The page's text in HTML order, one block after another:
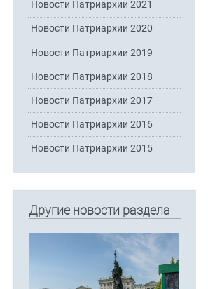
Новости Патриархии 2021
Новости Патриархии 2020
Новости Патриархии 2019
Новости Патриархии 2018
Новости Патриархии 2017
Новости Патриархии 2016
Новости Патриархии 2015
Другие новости раздела